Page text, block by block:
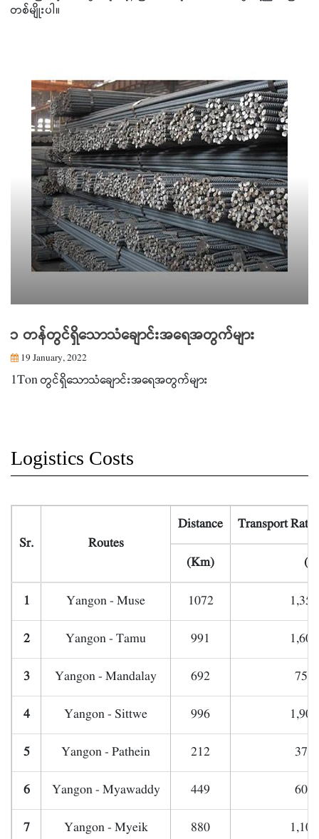
တစ်မျိုးပါ။
၁ တန်တွင်ရှိသောသံချောင်းအရေအတွက်များ
19 January, 2022
1Ton တွင်ရှိသောသံချောင်းအရေအတွက်များ
Logistics Costs
Sr. Routes
Distance Transport Rate
(Km)
1 Yangon - Muse 1072
2 Yangon - Tamu 991
3 Yangon - Mandalay 692
4 Yangon - Sittwe 996
5 Yangon - Pathein 212
6 Yangon - Myawaddy 449
7 Yangon - Myeik 880